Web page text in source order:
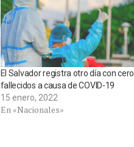
El Salvador registra otro día con cero
fallecidos a causa de COVID-19
15 enero, 2022
En «Nacionales»